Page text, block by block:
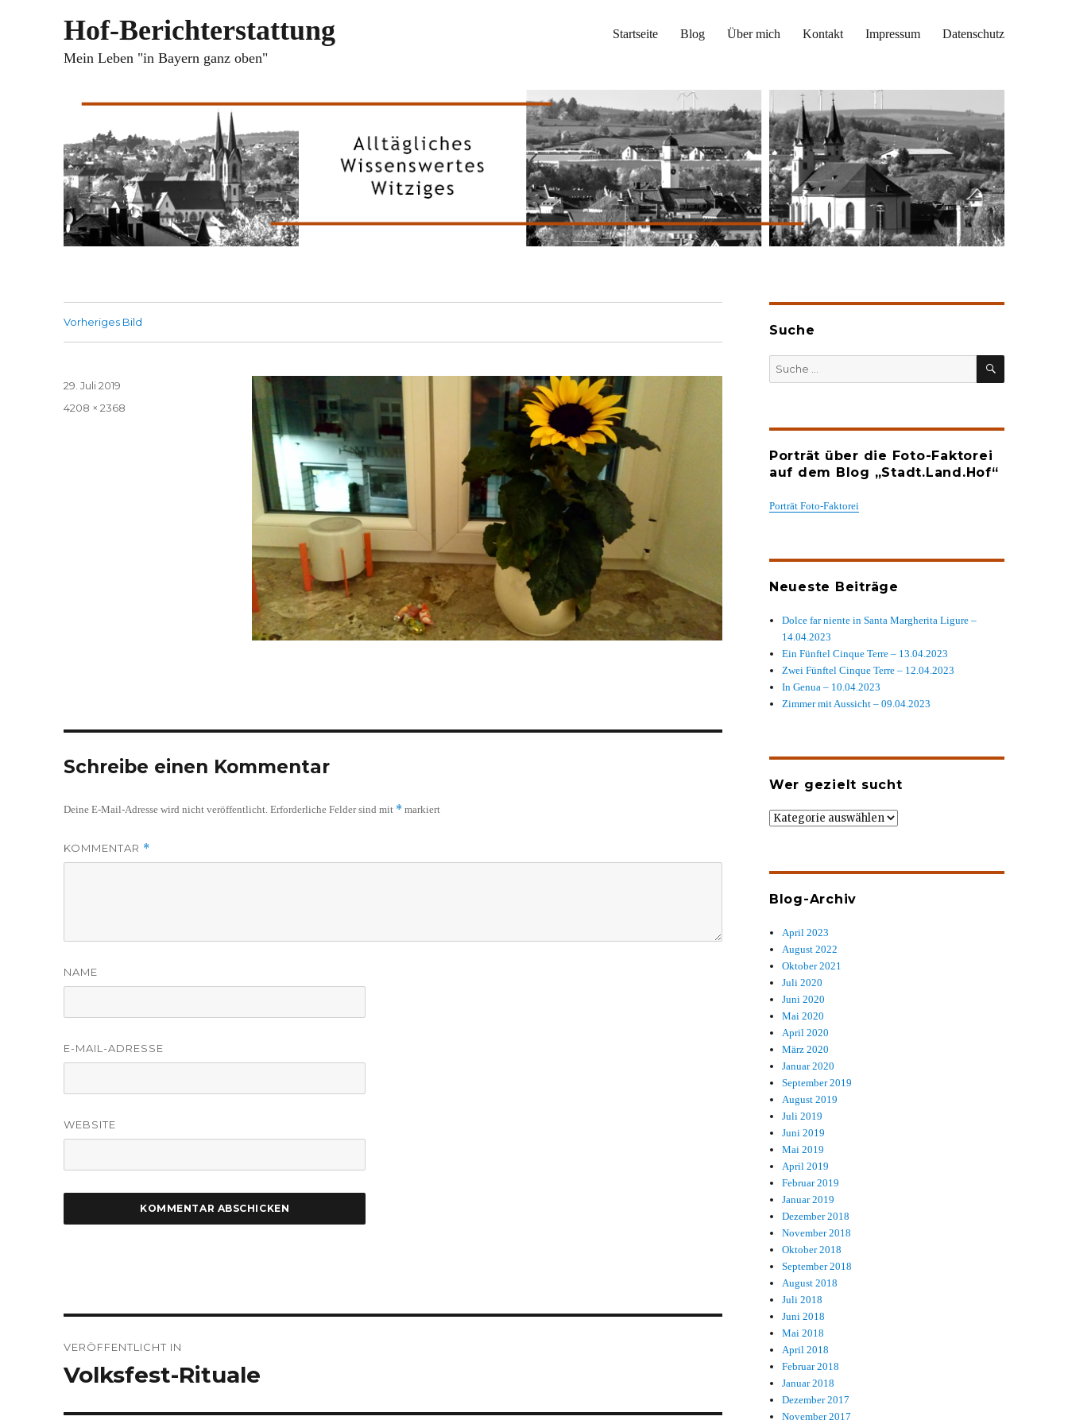
Hof-Berichterstattung
Mein Leben "in Bayern ganz oben"
Startseite Blog Über mich Kontakt Impressum Datenschutz
Vorheriges Bild
Veröffentlicht
29. Juli 2019
Volle
4208 × 2368
Schreibe einen Kommentar
Deine E-Mail-Adresse wird nicht veröffentlicht. Erforderliche Felder sind mit * markiert
KOMMENTAR *
NAME
E-MAIL-ADRESSE
WEBSITE
VERÖFFENTLICHT IN
Volksfest-Rituale
Suche
SUCHEN
Porträt über die Foto-Faktorei
auf dem Blog „Stadt.Land.Hof“
Porträt Foto-Faktorei
Neueste Beiträge
Dolce far niente in Santa Margherita Ligure –
14.04.2023
Ein Fünftel Cinque Terre – 13.04.2023
Zwei Fünftel Cinque Terre – 12.04.2023
In Genua – 10.04.2023
Zimmer mit Aussicht – 09.04.2023
Wer gezielt sucht
Wer
Blog-Archiv
April 2023
August 2022
Oktober 2021
Juli 2020
Juni 2020
Mai 2020
April 2020
März 2020
Januar 2020
September 2019
August 2019
Juli 2019
Juni 2019
Mai 2019
April 2019
Februar 2019
Januar 2019
Dezember 2018
November 2018
Oktober 2018
September 2018
August 2018
Juli 2018
Juni 2018
Mai 2018
April 2018
Februar 2018
Januar 2018
Dezember 2017
November 2017